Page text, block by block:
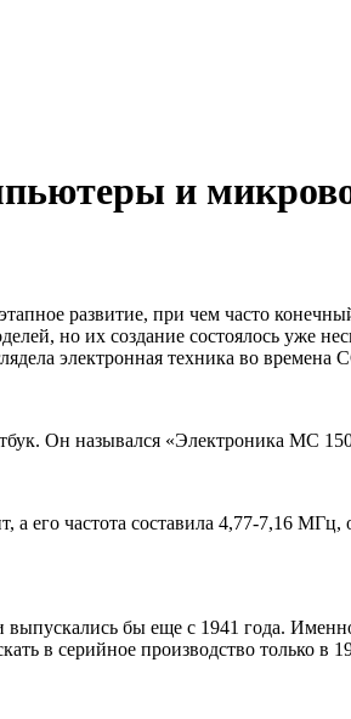
и
развитие, при чем часто
но их создание состоялось уже
электронная техника во времена
Он назывался «Электроника МС
его частота составила 4,77-7,16
бы еще с 1941 года.
в серийное производство только в